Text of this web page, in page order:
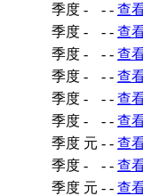
季度 - - - 查
季度 - - - 查
季度 - - - 查
季度 - - - 查
季度 - - - 查
季度 - - - 查
季度 元 - - 查
季度 - - - 查
季度 元 - - 查